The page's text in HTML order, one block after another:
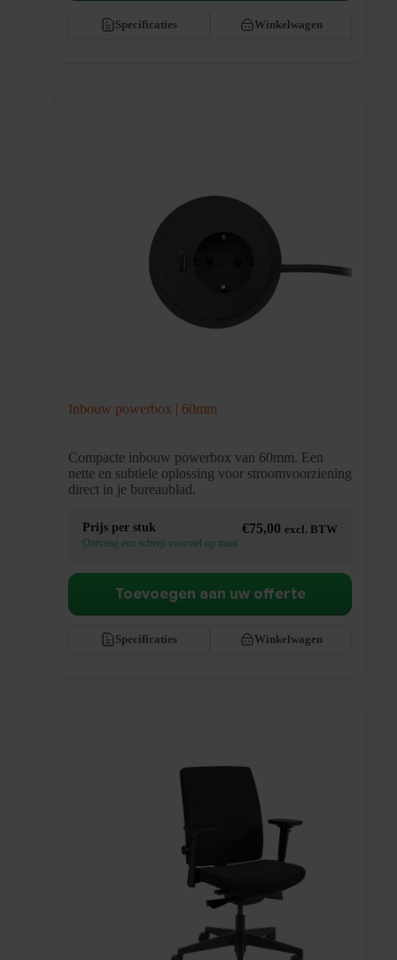
Specificaties Winkelwagen
Inbouw powerbox | 60mm
Compacte inbouw powerbox van 60mm. Een
nette en subtiele oplossing voor stroomvoorziening
direct in je bureaublad.
Prijs per stuk €75,00 excl. BTW
Ontvang een scherp voorstel op maat
Specificaties Winkelwagen
Toevoegen aan uw offerte